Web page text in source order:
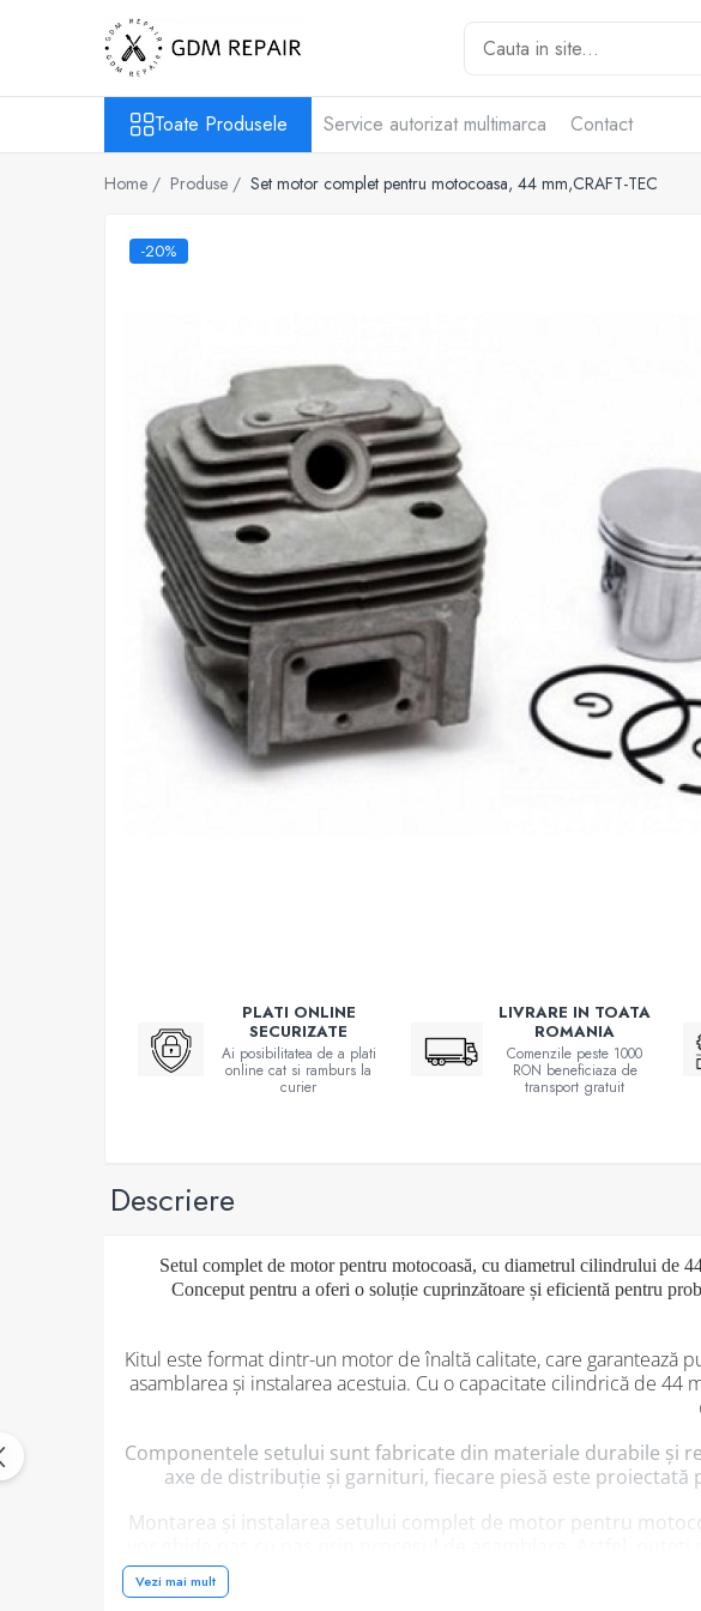
Toate Produsele
Masini de tuns iarba
Motocoase pe benzina 2T
Fierastraie electrice cu lant
Motofierastraie pe benzina
Accesorii pompe
Aparat de spalat
Pompe apa menajera
Despicatoare lemne
Foarfeci electrice & manuale
Motoburghie
Zdrobitori si Teascuri fructe
Piese atomizoare
Piese generatoare
Toate Produsele Service autorizat multimarca Contact
Home / Produse / Set motor complet pentru motocoasa, 44 mm,CRAFT-TEC
-20%
PLATI ONLINE
SECURIZATE
Ai posibilitatea de a plati
online cat si ramburs la
curier
LIVRARE IN TOATA
ROMANIA
Comenzile peste 1000
RON beneficiaza de
transport gratuit
Descriere
Setul complet de motor pentru motocoasă, cu diametrul cilindrului de
Conceput pentru a oferi o soluție cuprinzătoare și eficientă pentru
Kitul este format dintr-un motor de înaltă calitate, care
asamblarea și instalarea acestuia. Cu o capacitate cilindrică de
Componentele setului sunt fabricate din materiale durabile și
axe de distribuție și garnituri, fiecare piesă este
Montarea și instalarea setului complet de motor pentru
Vezi mai mult